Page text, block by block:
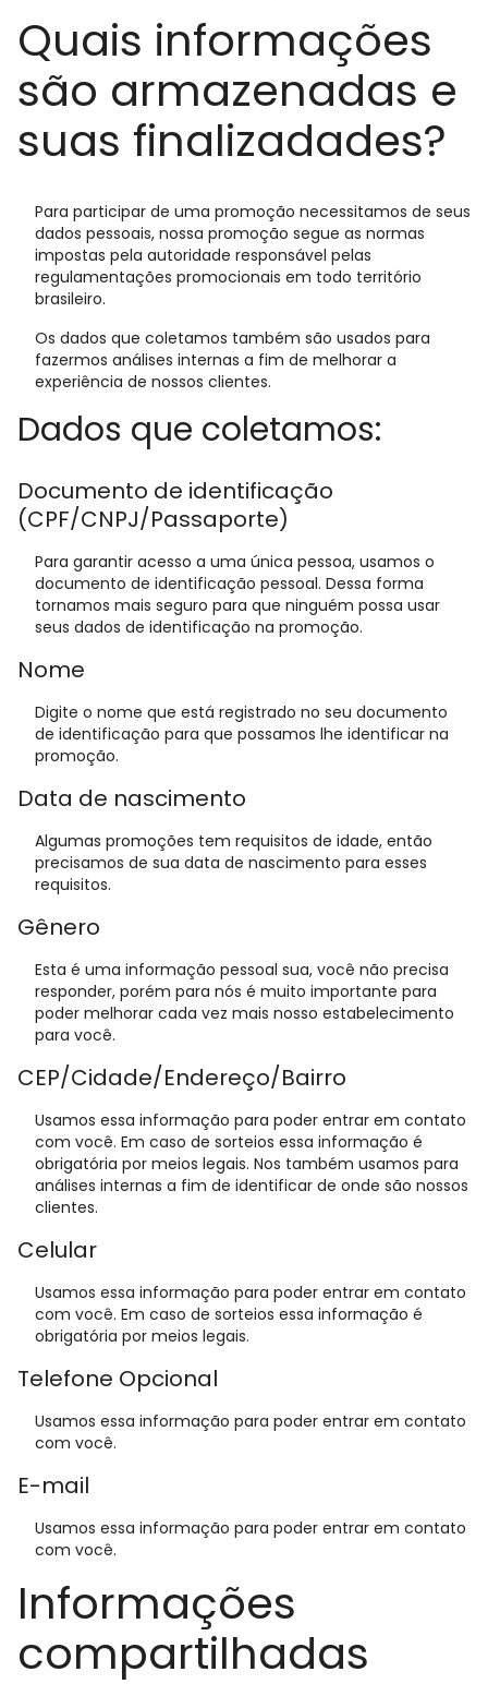
Quais informações
são armazenadas e
suas finalizadades?
Para participar de uma promoção necessitamos de seus
dados pessoais, nossa promoção segue as normas
impostas pela autoridade responsável pelas
regulamentações promocionais em todo território
brasileiro.
Os dados que coletamos também são usados para
fazermos análises internas a fim de melhorar a
experiência de nossos clientes.
Dados que coletamos:
Documento de identificação
(CPF/CNPJ/Passaporte)
Para garantir acesso a uma única pessoa, usamos o
documento de identificação pessoal. Dessa forma
tornamos mais seguro para que ninguém possa usar
seus dados de identificação na promoção.
Nome
Digite o nome que está registrado no seu documento
de identificação para que possamos lhe identificar na
promoção.
Data de nascimento
Algumas promoções tem requisitos de idade, então
precisamos de sua data de nascimento para esses
requisitos.
Gênero
Esta é uma informação pessoal sua, você não precisa
responder, porém para nós é muito importante para
poder melhorar cada vez mais nosso estabelecimento
para você.
CEP/Cidade/Endereço/Bairro
Usamos essa informação para poder entrar em contato
com você. Em caso de sorteios essa informação é
obrigatória por meios legais. Nos também usamos para
análises internas a fim de identificar de onde são nossos
clientes.
Celular
Usamos essa informação para poder entrar em contato
com você. Em caso de sorteios essa informação é
obrigatória por meios legais.
Telefone Opcional
Usamos essa informação para poder entrar em contato
com você.
E-mail
Usamos essa informação para poder entrar em contato
com você.
Informações
compartilhadas